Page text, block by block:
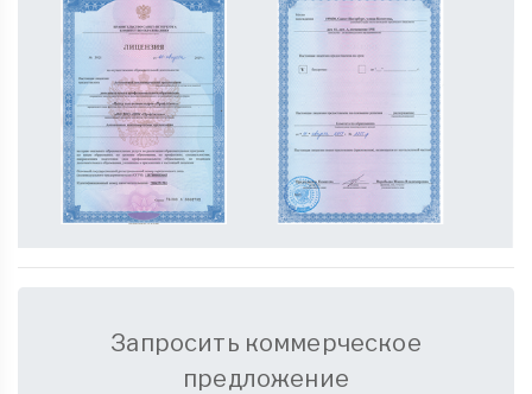
Запросить коммерческое
предложение